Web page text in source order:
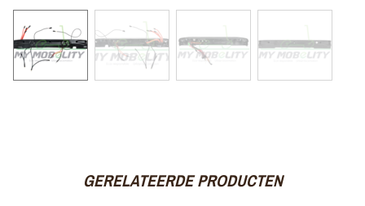
GERELATEERDE PRODUCTEN